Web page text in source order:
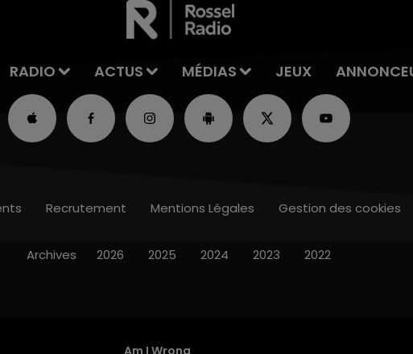
RADIO ACTUS MÉDIAS JEUX
Am I Wrong
Recrutement Mentions Légales Gestion des cookies
Archives 2026 2025 2024 2023 2022